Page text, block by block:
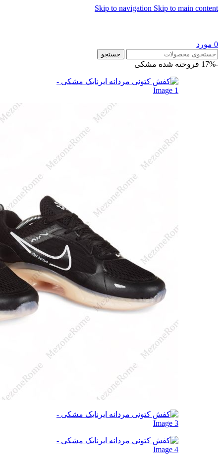
Skip to navigation Skip to main content
0 مورد
جستجو
-17% فروخته شده مشکی